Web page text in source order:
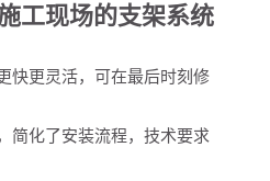
工现场的支架系统
快更灵活，可在最后时刻修
简化了安装流程，技术要求